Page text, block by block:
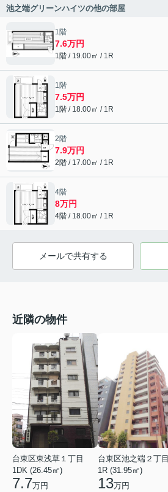
池之端グリーンハイツの他の部屋
1階
7.6万円
1階 / 19.00㎡ / 1R
1階
7.5万円
1階 / 18.00㎡ / 1R
2階
7.9万円
2階 / 17.00㎡ / 1R
4階
8万円
4階 / 18.00㎡ / 1R
メールで共有する
近隣の物件
台東区東浅草１丁目
1DK (26.45㎡)
7.7万円
台東区池之端２丁目
1R (31.95㎡)
13万円